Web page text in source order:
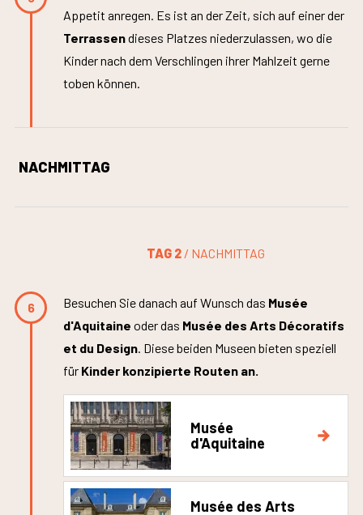
Appetit anregen. Es ist an der Zeit, sich auf einer der
Terrassendieses Platzes niederzulassen, wo die
Kinder nach dem Verschlingen ihrer Mahlzeit gerne
toben können.
NACHMITTAG
TAG 2 / NACHMITTAG
6 Besuchen Sie danach auf Wunsch das Musée
d'Aquitaine oder das Musée des Arts Décoratifs
et du Design. Diese beiden Museen bieten speziell
für Kinder konzipierte Routen an.
Musée
d'Aquitaine
Musée des Arts